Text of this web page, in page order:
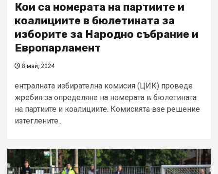
Кои са номерата на партиите и
коалициите в бюлетината за
изборите за Народно събрание и
Европарламент
8 май, 2024
ентралната избирателна комисия (ЦИК) проведе
жребия за определяне на номерата в бюлетината
на партиите и коалициите. Комисията взе решение
изтеглените...